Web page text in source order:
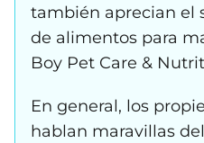
también aprecian el
de alimentos para
Boy Pet Care &
En general, los
hablan maravillas